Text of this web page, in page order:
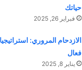
حياتك
فبراير 26, 2025
الازدحام المروري:
فعال
يناير 8, 2025